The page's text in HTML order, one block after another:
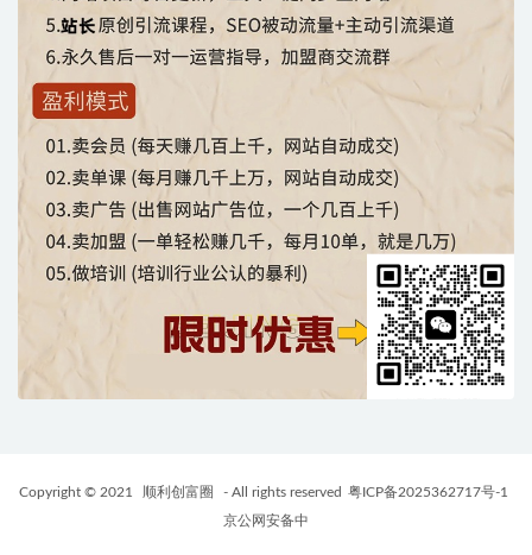
Copyright © 2021 顺利创富圈 - All rights reserved 粤ICP备2025362717号-1
京公网安备中